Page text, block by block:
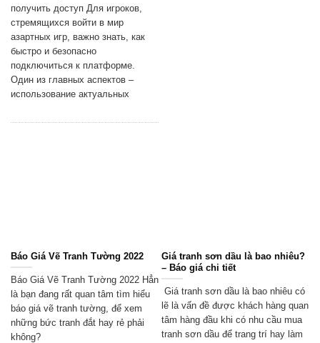
получить доступ Для игроков,
стремящихся войти в мир
азартных игр, важно знать, как
быстро и безопасно
подключиться к платформе.
Один из главных аспектов –
использование актуальных
Báo Giá Vẽ Tranh Tường 2022
Báo Giá Vẽ Tranh Tường 2022 Hẳn
là bạn đang rất quan tâm tìm hiểu
báo giá vẽ tranh tường, để xem
những bức tranh đắt hay rẻ phải
không?
Giá tranh sơn dầu là bao nhiêu?
– Báo giá chi tiết
Giá tranh sơn dầu là bao nhiêu có
lẽ là vấn đề được khách hàng quan
tâm hàng đầu khi có nhu cầu mua
tranh sơn dầu để trang trí hay làm